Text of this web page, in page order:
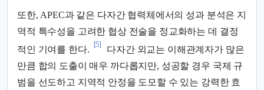
또한, APEC과 같은 다자간 협력체에서의 성과 분석은 지
역적 특수성을 고려한 협상 전술을 정교화하는 데 결정
적인 기여를 한다.
[5]
다자간 외교는 이해관계자가 많은
만큼 합의 도출이 매우 까다롭지만, 성공할 경우 국제 규
범을 선도하고 지역적 안정을 도모할 수 있는 강력한 효